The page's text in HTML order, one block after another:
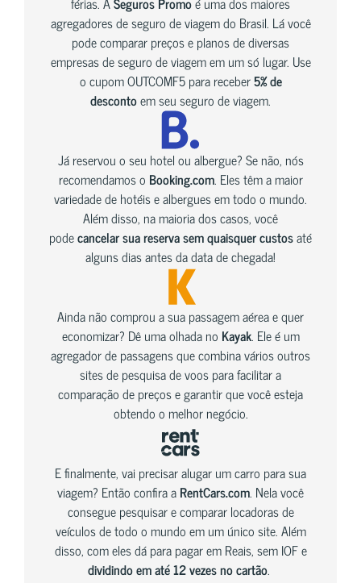
agregadores de seguro de viagem do Brasil. Lá você
pode comparar preços e planos de diversas
empresas de seguro de viagem em um só lugar. Use
o cupom OUTCOMF5 para receber5% de
descontoem seu seguro de viagem.
Já reservou o seu hotel ou albergue? Se não, nós
recomendamos o Booking.com. Eles têm a maior
variedade de hotéis e albergues em todo o mundo.
Além disso, na maioria dos casos, você
podecancelar sua reserva sem quaisquer custosaté
alguns dias antes da data de chegada!
Ainda não comprou a sua passagem aérea e quer
economizar? Dê uma olhada no Kayak. Ele é um
agregador de passagens que combina vários outros
sites de pesquisa de voos para facilitar a
comparação de preços e garantir que você esteja
obtendo o melhor negócio.
E finalmente, vai precisar alugar um carro para sua
viagem? Então confira aRentCars.com. Nela você
consegue pesquisar e comparar locadoras de
veículos de todo o mundo em um único site. Além
disso, com eles dá para pagar em Reais, sem IOF e
dividindo em até 12 vezes no cartão.